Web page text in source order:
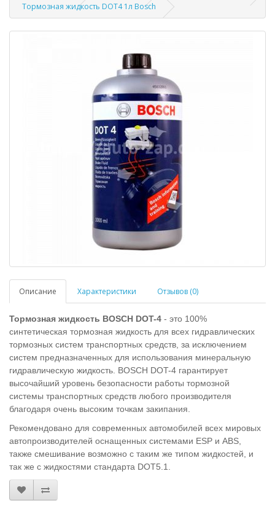
Тормозная жидкость DOT4 1л Bosch
Описание Характеристики Отзывов (0)
Тормозная жидкость BOSCH DOT-4 - это 100%
синтетическая тормозная жидкость для всех гидравлических
тормозных систем транспортных средств, за исключением
систем предназначенных для использования минеральную
гидравлическую жидкость. BOSCH DOT-4 гарантирует
высочайший уровень безопасности работы тормозной
системы транспортных средств любого производителя
благодаря очень высоким точкам закипания.
Рекомендовано для современных автомобилей всех мировых
автопроизводителей оснащенных системами ESP и ABS,
также смешивание возможно с таким же типом жидкостей, и
так же с жидкостями стандарта DOT5.1.